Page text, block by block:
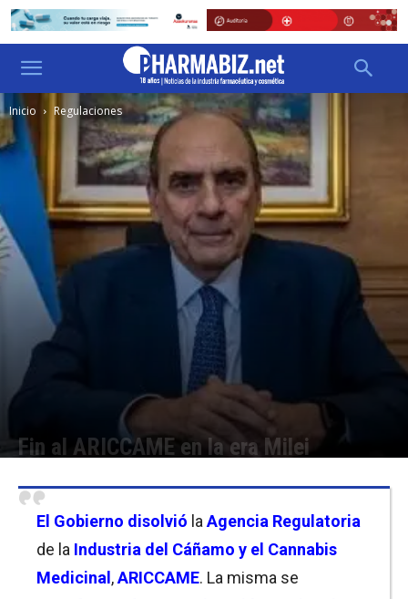
Inicio Regulaciones
Fin al ARICCAME en la era Milei
El Gobierno disolvió la Agencia Regulatoria
de la Industria del Cáñamo y el Cannabis
Medicinal ,ARICCAME. La misma se